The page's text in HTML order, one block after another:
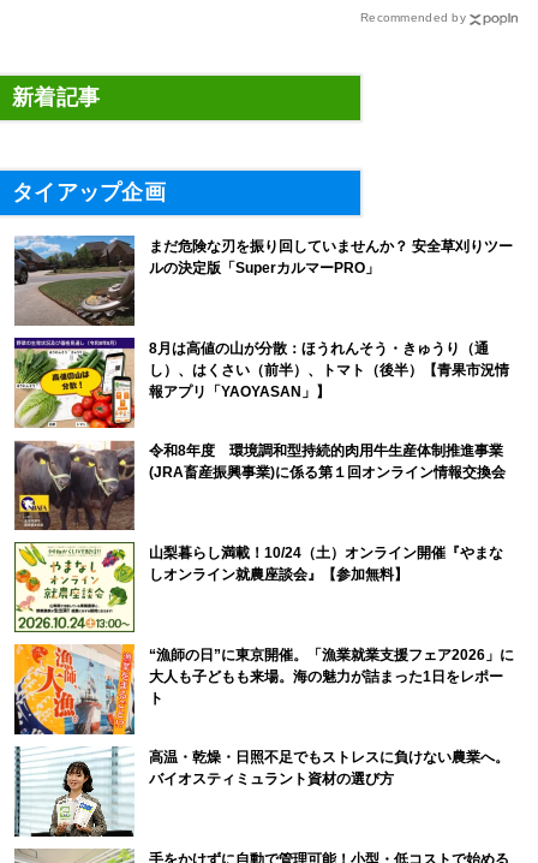
Recommended by
新着記事
タイアップ企画
まだ危険な刃を振り回していませんか？ 安全草刈りツー
ルの決定版「SuperカルマーPRO」
8月は高値の山が分散：ほうれんそう・きゅうり（通
し）、はくさい（前半）、トマト（後半）【青果市況情
報アプリ「YAOYASAN」】
令和8年度 環境調和型持続的肉用牛生産体制推進事業
(JRA畜産振興事業)に係る第１回オンライン情報交換会
山梨暮らし満載！10/24（土）オンライン開催『やまな
しオンライン就農座談会』【参加無料】
“漁師の日”に東京開催。「漁業就業支援フェア2026」に
大人も子どもも来場。海の魅力が詰まった1日をレポー
ト
高温・乾燥・日照不足でもストレスに負けない農業へ。
バイオスティミュラント資材の選び方